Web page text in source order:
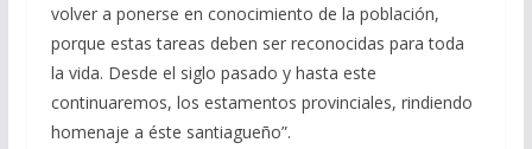
volver a ponerse en conocimiento de la población,
porque estas tareas deben ser reconocidas para toda
la vida. Desde el siglo pasado y hasta este
continuaremos, los estamentos provinciales, rindiendo
homenaje a éste santiagueño”.